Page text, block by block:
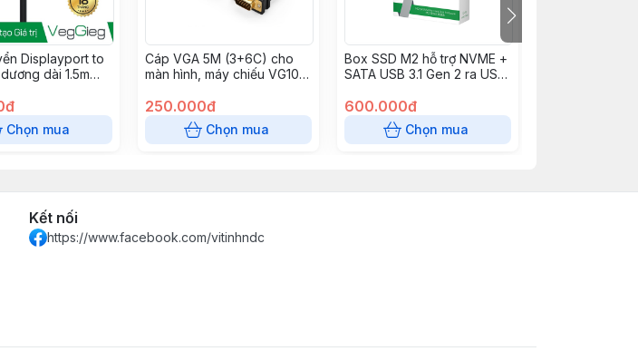
Displayport to
dài 1.5m
Chọn mua
Cáp VGA 5M (3+6C) cho
màn hình, máy chiếu VG101
250.000đ
Chọn mua
Box SSD M2 hỗ trợ NVME +
SATA USB 3.1 Gen 2 ra USB
Veggieg V-GM03
600.000đ
Chọn mua
Kết nối
https://www.facebook.com/vitinhndc